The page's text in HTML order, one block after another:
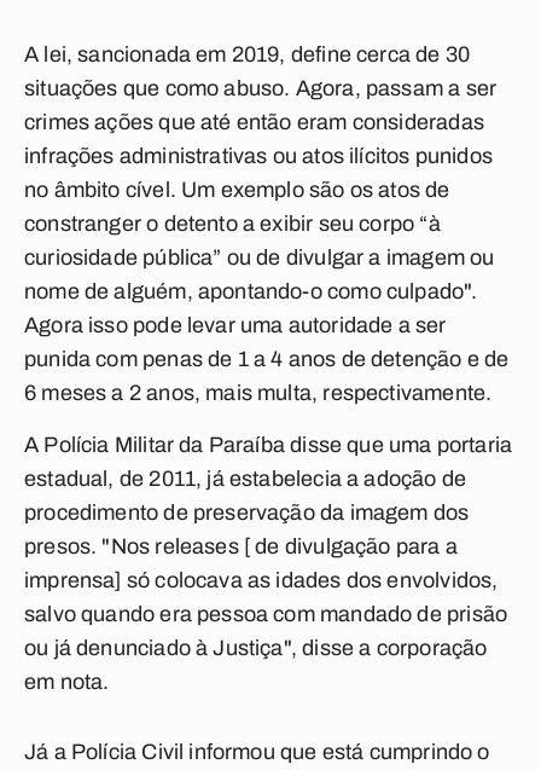
A lei, sancionada em 2019, define cerca de 30
situações que como abuso. Agora, passam a ser
crimes ações que até então eram consideradas
infrações administrativas ou atos ilícitos punidos
no âmbito cível. Um exemplo são os atos de
constranger o detento a exibir seu corpo “à
curiosidade pública” ou de divulgar a imagem ou
nome de alguém, apontando-o como culpado".
Agora isso pode levar uma autoridade a ser
punida com penas de 1 a 4 anos de detenção e de
6 meses a 2 anos, mais multa, respectivamente.
A Polícia Militar da Paraíba disse que uma portaria
estadual, de 2011, já estabelecia a adoção de
procedimento de preservação da imagem dos
presos. "Nos releases [ de divulgação para a
imprensa] só colocava as idades dos envolvidos,
salvo quando era pessoa com mandado de prisão
ou já denunciado à Justiça", disse a corporação
em nota.
Já a Polícia Civil informou que está cumprindo o